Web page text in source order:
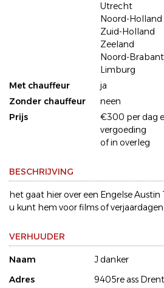
Utrecht
Noord-Holland
Zuid-Holland
Zeeland
Noord-Brabant
Limburg
Met chauffeur
ja
Zonder chauffeur
neen
Prijs
€300 per dag
vergoeding
of in overleg
BESCHRIJVING
het gaat hier over een Engelse Austin
u kunt hem voor films of
VERHUUDER
Naam
J danker
Adres
9405re ass